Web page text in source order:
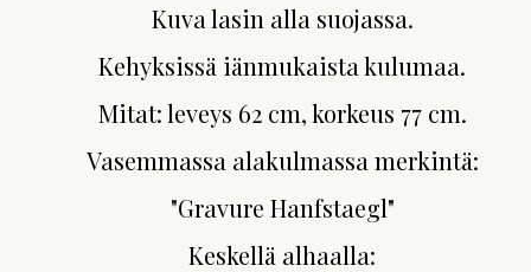
Kuva lasin alla suojassa.
Kehyksissä iänmukaista kulumaa.
Mitat: leveys 62 cm, korkeus 77 cm.
Vasemmassa alakulmassa merkintä:
"Gravure Hanfstaegl"
Keskellä alhaalla: